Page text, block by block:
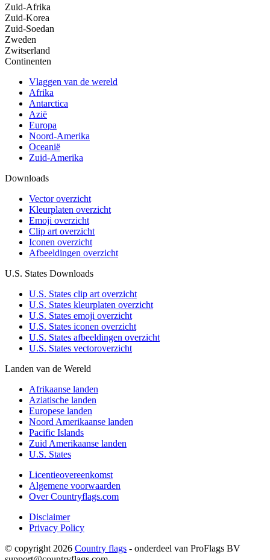
Zuid-Afrika
Zuid-Korea
Zuid-Soedan
Zweden
Zwitserland
Continenten
Vlaggen van de wereld
Afrika
Antarctica
Azië
Europa
Noord-Amerika
Oceanië
Zuid-Amerika
Downloads
Vector overzicht
Kleurplaten overzicht
Emoji overzicht
Clip art overzicht
Iconen overzicht
Afbeeldingen overzicht
U.S. States Downloads
U.S. States clip art overzicht
U.S. States kleurplaten overzicht
U.S. States emoji overzicht
U.S. States iconen overzicht
U.S. States afbeeldingen overzicht
U.S. States vectoroverzicht
Landen van de Wereld
Afrikaanse landen
Aziatische landen
Europese landen
Noord Amerikaanse landen
Pacific Islands
Zuid Amerikaanse landen
U.S. States
Licentieovereenkomst
Algemene voorwaarden
Over Countryflags.com
Disclaimer
Privacy Policy
© copyright 2026 Country flags - onderdeel van ProFlags BV